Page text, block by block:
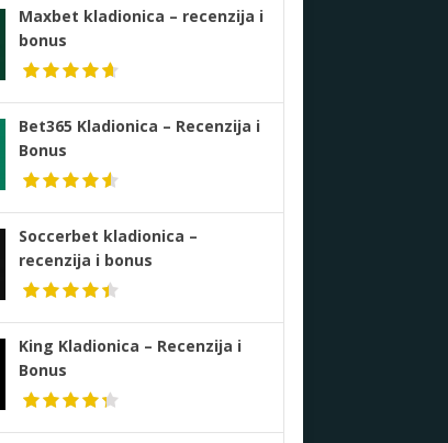
Maxbet kladionica – recenzija i
bonus
Bet365 Kladionica – Recenzija i
Bonus
Soccerbet kladionica –
recenzija i bonus
King Kladionica – Recenzija i
Bonus